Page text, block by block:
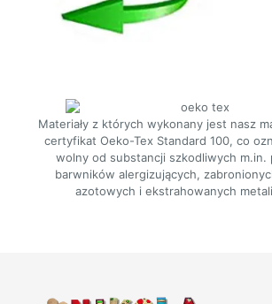
Materiały z których wykonany jest nasz
certyfikat Oeko-Tex Standard 100, co
wolny od substancji szkodliwych m.in.
barwników alergizujących,
azotowych i ekstrahowanych